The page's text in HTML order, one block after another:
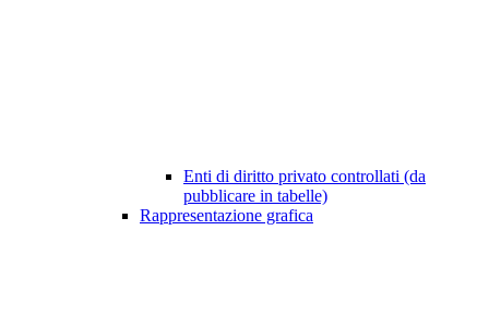
Enti di diritto privato controllati (da
pubblicare in tabelle)
Rappresentazione grafica